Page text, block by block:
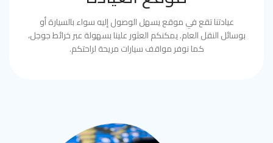
عيادتنا تقع في موقع يسهل الوصول إليه سواء بالسيارة أو
بوسائل النقل العام. يمكنكم العثور علينا بسهولة عبر خرائط جوجل،
كما نوفر مواقف سيارات مريحة لراحتكم.